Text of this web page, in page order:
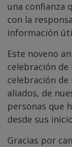
una confianza
con la
información
Este noveno
celebración de
celebración
aliados, de
personas que
desde sus
Gracias por